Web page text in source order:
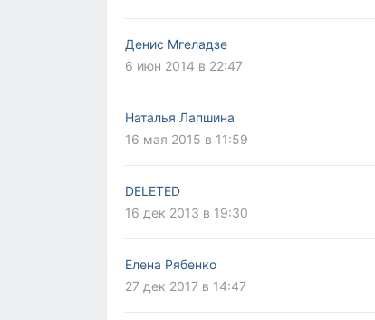
Денис Мгеладзе
6 июн 2014 в 22:47
Наталья Лапшина
16 мая 2015 в 11:59
DELETED
16 дек 2013 в 19:30
Елена Рябенко
27 дек 2017 в 14:47